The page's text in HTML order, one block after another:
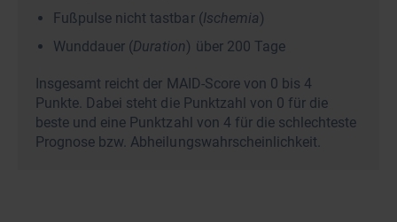
Fußpulse nicht tastbar (Ischemia)
Wunddauer (Duration) über 200 Tage
Insgesamt reicht der MAID-Score von 0 bis 4
Punkte. Dabei steht die Punktzahl von 0 für die
beste und eine Punktzahl von 4 für die schlechteste
Prognose bzw. Abheilungswahrscheinlichkeit.